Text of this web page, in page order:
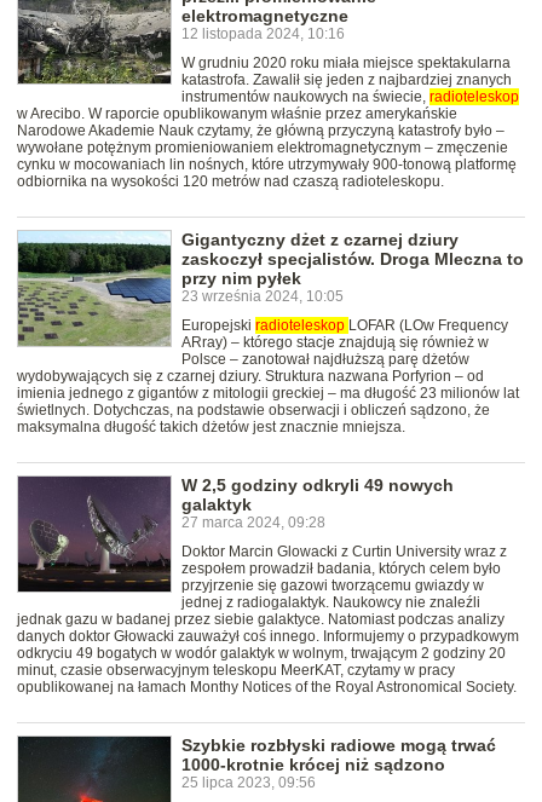
elektromagnetyczne
12 listopada 2024, 10:16
W grudniu 2020 roku miała miejsce spektakularna
katastrofa. Zawalił się jeden z najbardziej znanych
instrumentów naukowych na świecie, radioteleskop
w Arecibo. W raporcie opublikowanym właśnie przez amerykańskie
Narodowe Akademie Nauk czytamy, że główną przyczyną katastrofy było –
wywołane potężnym promieniowaniem elektromagnetycznym – zmęczenie
cynku w mocowaniach lin nośnych, które utrzymywały 900-tonową platformę
odbiornika na wysokości 120 metrów nad czaszą radioteleskopu.
Gigantyczny dżet z czarnej dziury
zaskoczył specjalistów. Droga Mleczna to
przy nim pyłek
23 września 2024, 10:05
Europejski radioteleskop LOFAR (LOw Frequency
ARray) – którego stacje znajdują się również w
Polsce – zanotował najdłuższą parę dżetów
wydobywających się z czarnej dziury. Struktura nazwana Porfyrion – od
imienia jednego z gigantów z mitologii greckiej – ma długość 23 milionów lat
świetlnych. Dotychczas, na podstawie obserwacji i obliczeń sądzono, że
maksymalna długość takich dżetów jest znacznie mniejsza.
W 2,5 godziny odkryli 49 nowych
galaktyk
27 marca 2024, 09:28
Doktor Marcin Glowacki z Curtin University wraz z
zespołem prowadził badania, których celem było
przyjrzenie się gazowi tworzącemu gwiazdy w
jednej z radiogalaktyk. Naukowcy nie znaleźli
jednak gazu w badanej przez siebie galaktyce. Natomiast podczas analizy
danych doktor Głowacki zauważył coś innego. Informujemy o przypadkowym
odkryciu 49 bogatych w wodór galaktyk w wolnym, trwającym 2 godziny 20
minut, czasie obserwacyjnym teleskopu MeerKAT, czytamy w pracy
opublikowanej na łamach Monthy Notices of the Royal Astronomical Society.
Szybkie rozbłyski radiowe mogą trwać
1000-krotnie krócej niż sądzono
25 lipca 2023, 09:56